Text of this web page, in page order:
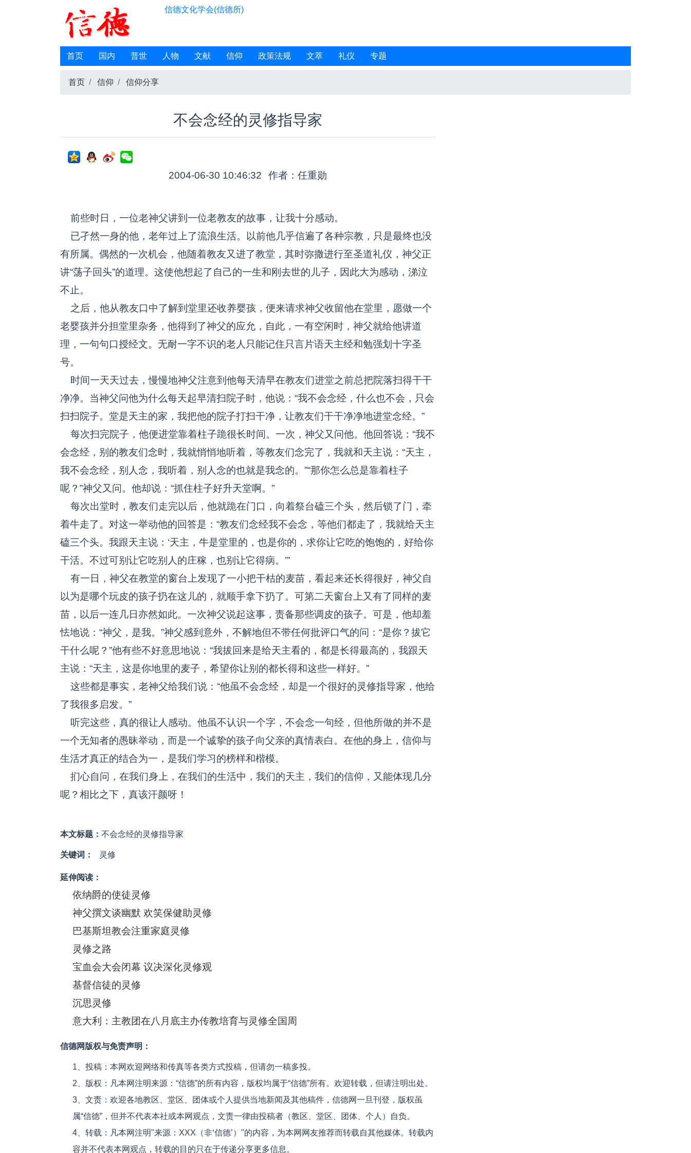
信德文化学会(信德所)
首页 国内 普世 人物 文献 信仰 政策法规 文萃 礼仪 专题
首页 信仰 信仰分享
不会念经的灵修指导家
2004-06-30 10:46:32 作者：任重勋
前些时日，一位老神父讲到一位老教友的故事，让我十分感动。
已孑然一身的他，老年过上了流浪生活。以前他几乎信遍了各种宗教，只是最终也没
有所属。偶然的一次机会，他随着教友又进了教堂，其时弥撒进行至圣道礼仪，神父正
讲“荡子回头”的道理。这使他想起了自己的一生和刚去世的儿子，因此大为感动，涕泣
不止。
之后，他从教友口中了解到堂里还收养婴孩，便来请求神父收留他在堂里，愿做一个
老婴孩并分担堂里杂务，他得到了神父的应允，自此，一有空闲时，神父就给他讲道
理，一句句口授经文。无耐一字不识的老人只能记住只言片语天主经和勉强划十字圣
号。
时间一天天过去，慢慢地神父注意到他每天清早在教友们进堂之前总把院落扫得干干
净净。当神父问他为什么每天起早清扫院子时，他说：“我不会念经，什么也不会，只会
扫扫院子。堂是天主的家，我把他的院子打扫干净，让教友们干干净净地进堂念经。”
每次扫完院子，他便进堂靠着柱子跪很长时间。一次，神父又问他。他回答说：“我不
会念经，别的教友们念时，我就悄悄地听着，等教友们念完了，我就和天主说：“天主，
我不会念经，别人念，我听着，别人念的也就是我念的。”“那你怎么总是靠着柱子
呢？”神父又问。他却说：“抓住柱子好升天堂啊。”
每次出堂时，教友们走完以后，他就跪在门口，向着祭台磕三个头，然后锁了门，牵
着牛走了。对这一举动他的回答是：“教友们念经我不会念，等他们都走了，我就给天主
磕三个头。我跟天主说：‘天主，牛是堂里的，也是你的，求你让它吃的饱饱的，好给你
干活。不过可别让它吃别人的庄稼，也别让它得病。’”
有一日，神父在教堂的窗台上发现了一小把干枯的麦苗，看起来还长得很好，神父自
以为是哪个玩皮的孩子扔在这儿的，就顺手拿下扔了。可第二天窗台上又有了同样的麦
苗，以后一连几日亦然如此。一次神父说起这事，责备那些调皮的孩子。可是，他却羞
怯地说：“神父，是我。”神父感到意外，不解地但不带任何批评口气的问：“是你？拔它
干什么呢？”他有些不好意思地说：“我拔回来是给天主看的，都是长得最高的，我跟天
主说：“天主，这是你地里的麦子，希望你让别的都长得和这些一样好。”
这些都是事实，老神父给我们说：“他虽不会念经，却是一个很好的灵修指导家，他给
了我很多启发。”
听完这些，真的很让人感动。他虽不认识一个字，不会念一句经，但他所做的并不是
一个无知者的愚昧举动，而是一个诚挚的孩子向父亲的真情表白。在他的身上，信仰与
生活才真正的结合为一，是我们学习的榜样和楷模。
扪心自问，在我们身上，在我们的生活中，我们的天主，我们的信仰，又能体现几分
呢？相比之下，真该汗颜呀！
本文标题： 不会念经的灵修指导家
关键词： 灵修
延伸阅读：
依纳爵的使徒灵修
神父撰文谈幽默 欢笑保健助灵修
巴基斯坦教会注重家庭灵修
灵修之路
宝血会大会闭幕 议决深化灵修观
基督信徒的灵修
沉思灵修
意大利：主教团在八月底主办传教培育与灵修全国周
信德网版权与免责声明：
1、投稿：本网欢迎网络和传真等各类方式投稿，但请勿一稿多投。
2、版权：凡本网注明来源：“信德”的所有内容，版权均属于“信德”所有。欢迎转载，但请注明出处。
3、文责：欢迎各地教区、堂区、团体或个人提供当地新闻及其他稿件，信德网一旦刊登，版权虽
属“信德”，但并不代表本社或本网观点，文责一律由投稿者（教区、堂区、团体、个人）自负。
4、转载：凡本网注明"来源：XXX（非‘信德’）"的内容，为本网网友推荐而转载自其他媒体。转载内
容并不代表本网观点，转载的目的只在于传递分享更多信息。